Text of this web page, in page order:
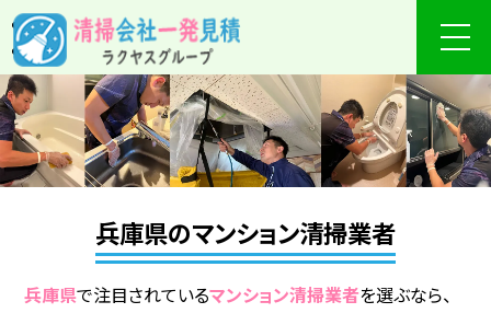
兵庫県のマンション清掃業者
兵庫県で注目されているマンション清掃業者を選ぶなら、